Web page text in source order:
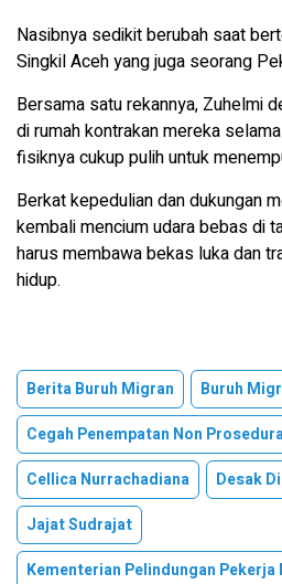
Nasibnya sedikit berubah saat
Singkil Aceh yang juga seorang
Bersama satu rekannya, Zuhelmi
di rumah kontrakan mereka
fisiknya cukup pulih untuk
Berkat kepedulian dan dukungan
kembali mencium udara bebas di
harus membawa bekas luka dan
hidup.
Berita Buruh Migran
Buruh
Cegah Penempatan Non
Cellica Nurrachadiana
Desak
Jajat Sudrajat
Kementerian Pelindungan